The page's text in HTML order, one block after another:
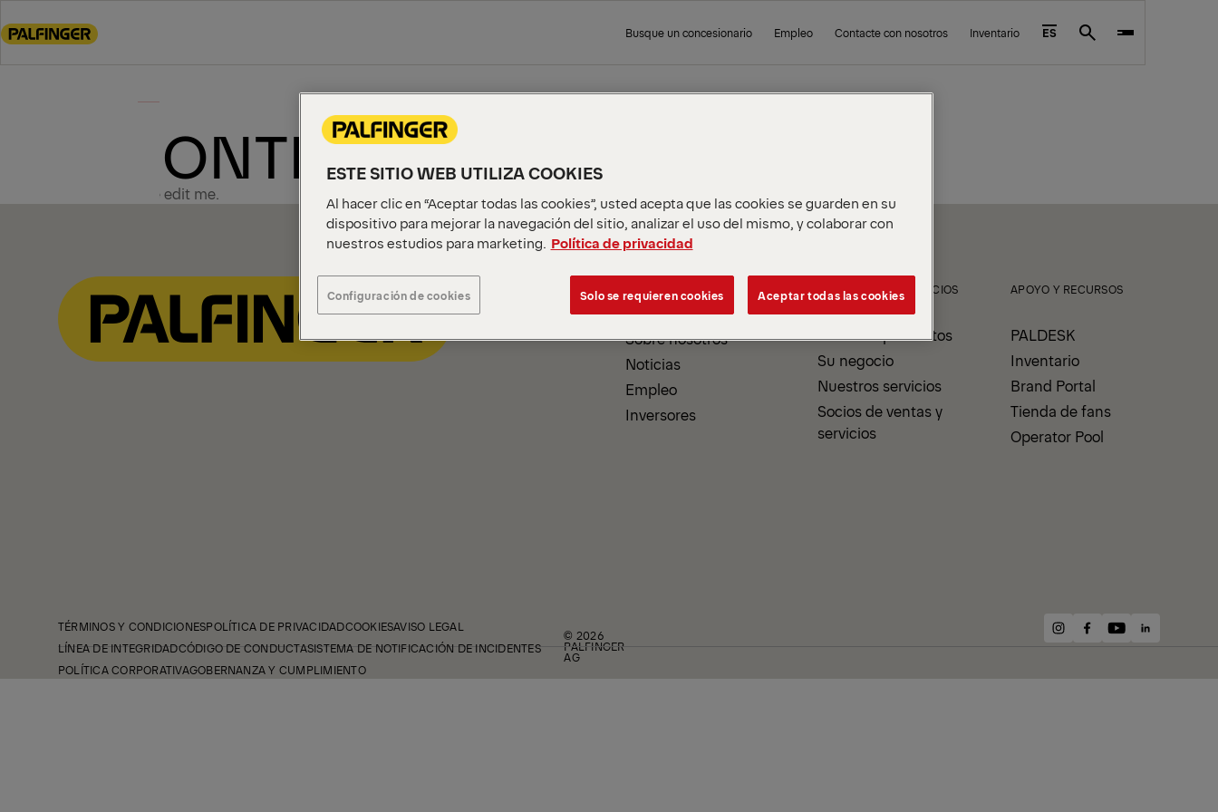
to
Busque un concesionario Empleo Contacte con nosotros Inventario ES Search
CONTENT PAGE
Please edit me.
EMPRESA
Sobre nosotros
Noticias
Empleo
Inversores
PRODUCTOS Y SERVICIOS
Nuestros productos
Su negocio
Nuestros servicios
Socios de ventas y
servicios
APOYO Y RECURSOS
PALDESK
Inventario
Brand Portal
Tienda de fans
Operator Pool
TÉRMINOS Y CONDICIONESPOLÍTICA DE PRIVACIDADCOOKIESAVISO LEGAL
LÍNEA DE INTEGRIDADCÓDIGO DE CONDUCTASISTEMA DE NOTIFICACIÓN DE INCIDENTES
POLÍTICA CORPORATIVAGOBERNANZA Y CUMPLIMIENTO
© 2026
PALFINGER
AG
instagram
facebook
youtubelinkedin
ESTE SITIO WEB UTILIZA COOKIES
Al hacer clic en “Aceptar todas las cookies”, usted acepta que las cookies se guarden en su
dispositivo para mejorar la navegación del sitio, analizar el uso del mismo, y colaborar con
nuestros estudios para marketing. Política de privacidad
Configuración de cookies Solo se requieren cookies Aceptar todas las cookies